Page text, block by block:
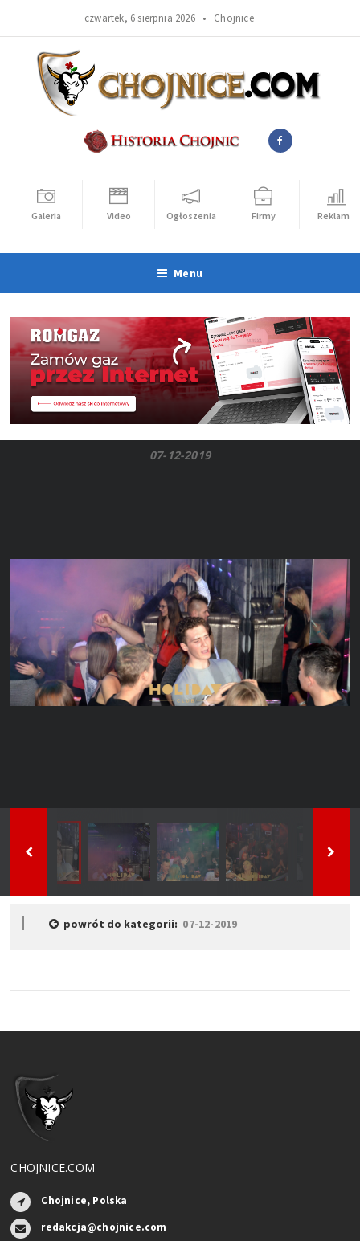
czwartek, 6 sierpnia 2026 • Chojnice
Galeria Video Ogłoszenia Firmy Reklama
Menu
07-12-2019
powrót do kategorii: 07-12-2019
CHOJNICE.COM
Chojnice, Polska
redakcja@chojnice.com